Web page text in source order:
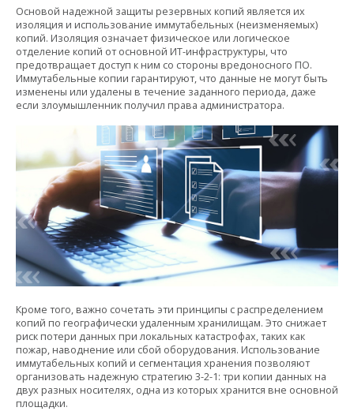
Основой надежной защиты резервных копий является их
изоляция и использование иммутабельных (неизменяемых)
копий. Изоляция означает физическое или логическое
отделение копий от основной ИТ-инфраструктуры, что
предотвращает доступ к ним со стороны вредоносного ПО.
Иммутабельные копии гарантируют, что данные не могут быть
изменены или удалены в течение заданного периода, даже
если злоумышленник получил права администратора.
Кроме того, важно сочетать эти принципы с распределением
копий по географически удаленным хранилищам. Это снижает
риск потери данных при локальных катастрофах, таких как
пожар, наводнение или сбой оборудования. Использование
иммутабельных копий и сегментация хранения позволяют
организовать надежную стратегию 3-2-1: три копии данных на
двух разных носителях, одна из которых хранится вне основной
площадки.